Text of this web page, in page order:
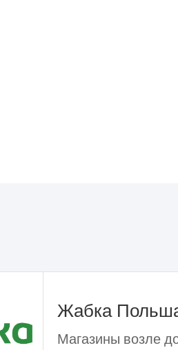
Жабка
Магазины возле